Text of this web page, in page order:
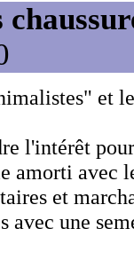
et
l'intérêt
amorti avec
et
avec une